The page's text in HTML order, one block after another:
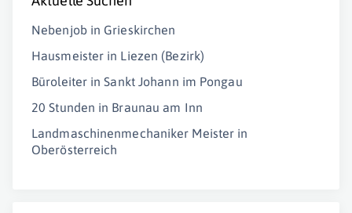
Nebenjob in Grieskirchen
Hausmeister in Liezen (Bezirk)
Büroleiter in Sankt Johann im Pongau
20 Stunden in Braunau am Inn
Landmaschinenmechaniker Meister in
Oberösterreich